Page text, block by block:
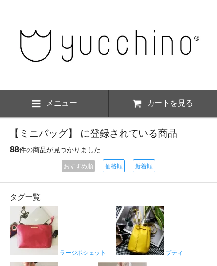
メニュー カートを見る
【ミニバッグ】 に登録されている商品
88件の商品が見つかりました
おすすめ順 価格順 新着順
タグ一覧
ラージポシェット プティ